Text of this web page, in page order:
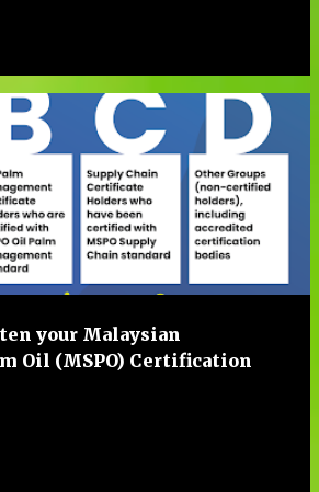
your Malaysian
Oil (MSPO) Certification